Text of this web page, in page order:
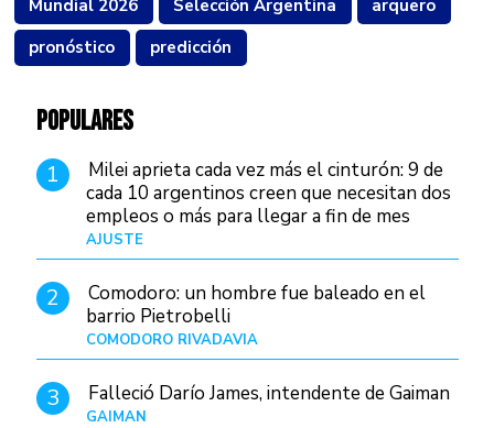
Mundial 2026 Selección Argentina
arquero
pronóstico
predicción
POPULARES
1
Milei aprieta cada vez más el cinturón: 9 de
cada 10 argentinos creen que necesitan dos
empleos o más para llegar a fin de mes
AJUSTE
2
Comodoro: un hombre fue baleado en el
barrio Pietrobelli
COMODORO RIVADAVIA
3 Falleció Darío James, intendente de Gaiman
GAIMAN